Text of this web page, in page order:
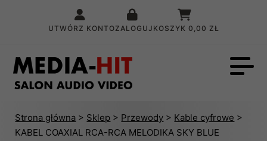
UTWÓRZ KONTOZALOGUJ KOSZYK 0,00 ZŁ
Strona główna > Sklep > Przewody > Kable cyfrowe >
KABEL COAXIAL RCA-RCA MELODIKA SKY BLUE